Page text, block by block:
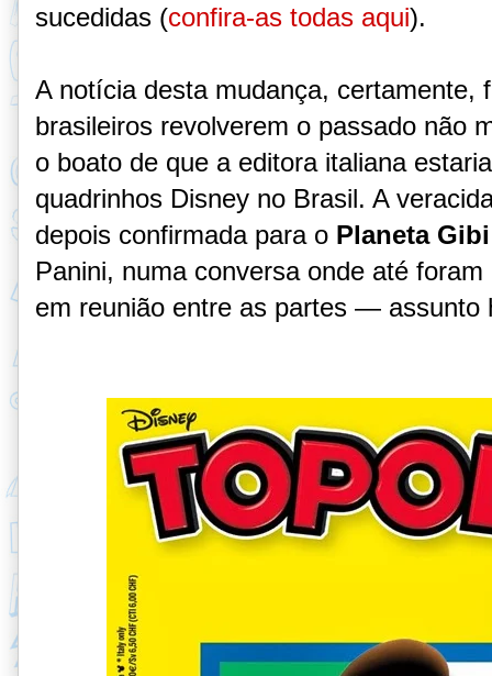
sucedidas (confira-as todas aqui).
A notícia desta mudança, certamente,
brasileiros revolverem o passado não
o boato de que a editora italiana
quadrinhos Disney no Brasil. A
depois confirmada para o Planeta Gibi
Panini, numa conversa onde até
em reunião entre as partes — assunto